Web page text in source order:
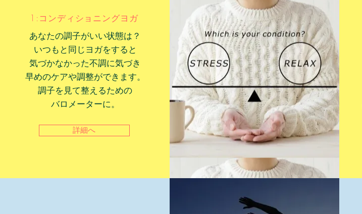
1:コンディショニングヨガ
あなたの調子がいい状態は？
いつもと同じヨガをすると
気づかなかった不調に気づき
早めのケアや調整ができます。
調子を見て整えるための
バロメーターに。
詳細へ